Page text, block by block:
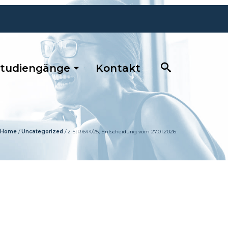
Kontakt
Home / Uncategorized / 2 StR 644/25, Entscheidung vom 27.01.2026